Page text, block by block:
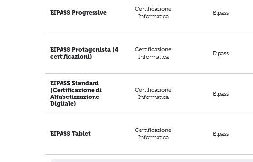
EIPASS Progressive
Certificazione
Informatica
Eipass
EIPASS Protagonista (4
certificazioni)
Certificazione
Informatica
Eipass
EIPASS Standard
(Certificazione di
Alfabetizzazione
Digitale)
Certificazione
Informatica
Eipass
EIPASS Tablet
Certificazione
Informatica
Eipass